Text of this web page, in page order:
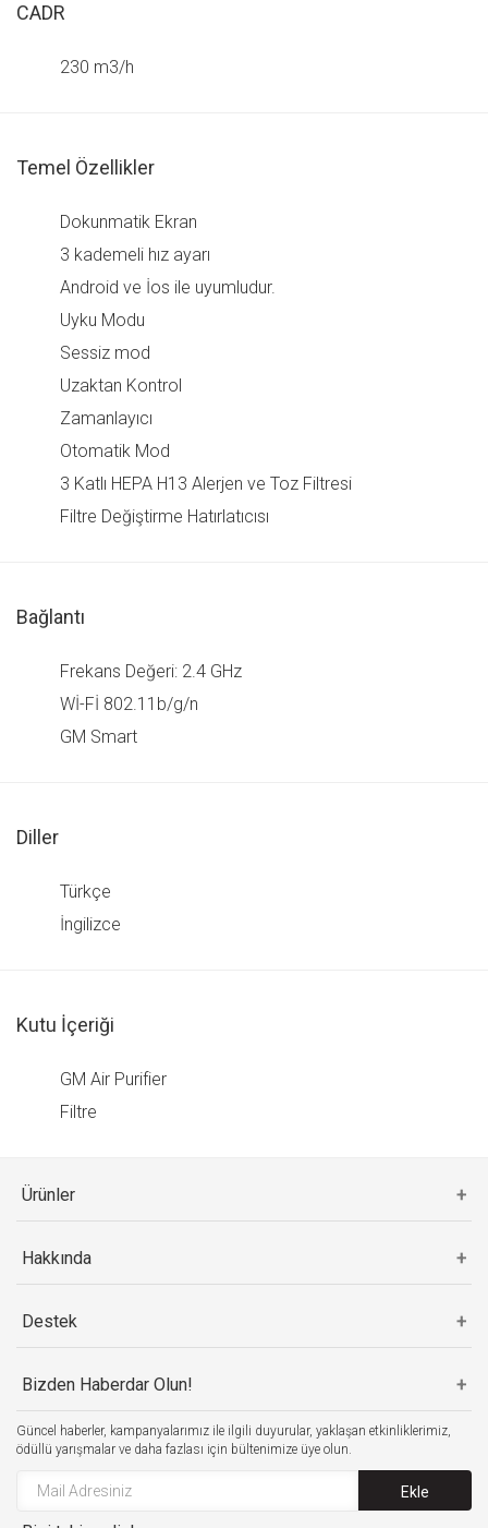
CADR
230 m3/h
Temel Özellikler
Dokunmatik Ekran
3 kademeli hız ayarı
Android ve İos ile uyumludur.
Uyku Modu
Sessiz mod
Uzaktan Kontrol
Zamanlayıcı
Otomatik Mod
3 Katlı HEPA H13 Alerjen ve Toz Filtresi
Filtre Değiştirme Hatırlatıcısı
Bağlantı
Frekans Değeri: 2.4 GHz
Wİ-Fİ 802.11b/g/n
GM Smart
Diller
Türkçe
İngilizce
Kutu İçeriği
GM Air Purifier
Filtre
Ürünler
Hakkında
Destek
Bizden Haberdar Olun!
Güncel haberler, kampanyalarımız ile ilgili duyurular, yaklaşan etkinliklerimiz,
ödüllü yarışmalar ve daha fazlası için bültenimize üye olun.
Ekle